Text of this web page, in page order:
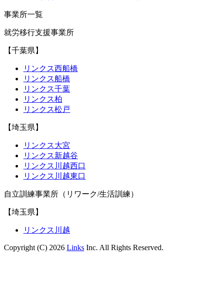
事業所一覧
就労移行支援事業所
【千葉県】
リンクス西船橋
リンクス船橋
リンクス千葉
リンクス柏
リンクス松戸
【埼玉県】
リンクス大宮
リンクス新越谷
リンクス川越西口
リンクス川越東口
自立訓練事業所（リワーク/生活訓練）
【埼玉県】
リンクス川越
Copyright (C) 2026 Links Inc. All Rights Reserved.